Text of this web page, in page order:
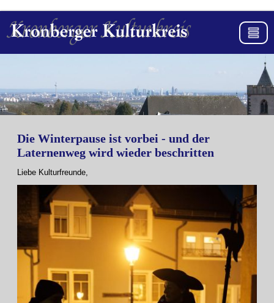
Die Winterpause ist vorbei - und der
Laternenweg wird wieder beschritten
Liebe Kulturfreunde,